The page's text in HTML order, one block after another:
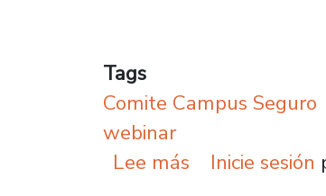
Tags
Comite Campus Seguro
webinar
Lee más sobre
Inicie sesión